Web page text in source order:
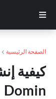
الصفحة الرئيسية
Domin